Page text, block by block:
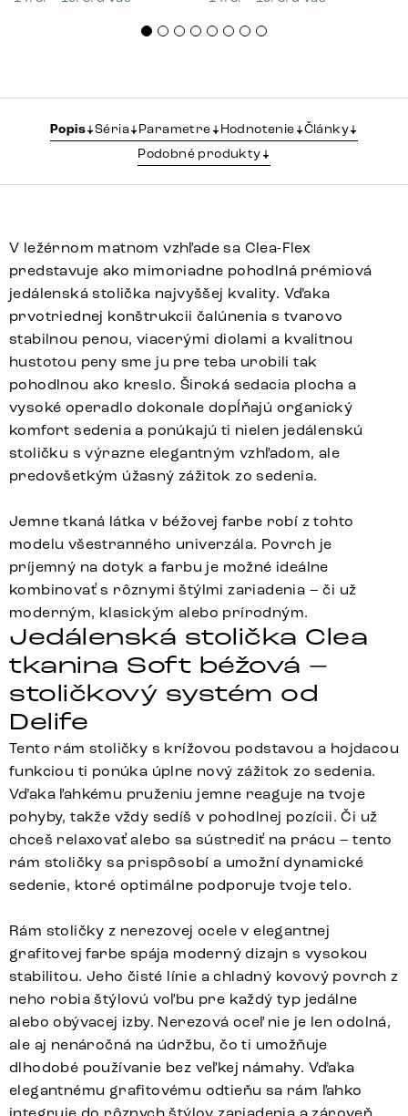
Popis Séria Parametre Hodnotenie
Články
Podobné produkty
V ležérnom matnom vzhľade sa Clea-Flex
predstavuje ako mimoriadne pohodlná prémiová
jedálenská stolička najvyššej kvality. Vďaka
prvotriednej konštrukcii čalúnenia s tvarovo
stabilnou penou, viacerými diolami a kvalitnou
hustotou peny sme ju pre teba urobili tak
pohodlnou ako kreslo. Široká sedacia plocha a
vysoké operadlo dokonale dopĺňajú organický
komfort sedenia a ponúkajú ti nielen jedálenskú
stoličku s výrazne elegantným vzhľadom, ale
predovšetkým úžasný zážitok zo sedenia.
Jemne tkaná látka v béžovej farbe robí z tohto
modelu všestranného univerzála. Povrch je
príjemný na dotyk a farbu je možné ideálne
kombinovať s rôznymi štýlmi zariadenia – či už
moderným, klasickým alebo prírodným.
Jedálenská stolička Clea
tkanina Soft béžová –
stoličkový systém od
Delife
Tento rám stoličky s krížovou podstavou a hojdacou
funkciou ti ponúka úplne nový zážitok zo sedenia.
Vďaka ľahkému pruženiu jemne reaguje na tvoje
pohyby, takže vždy sedíš v pohodlnej pozícii. Či už
chceš relaxovať alebo sa sústrediť na prácu – tento
rám stoličky sa prispôsobí a umožní dynamické
sedenie, ktoré optimálne podporuje tvoje telo.
Rám stoličky z nerezovej ocele v elegantnej
grafitovej farbe spája moderný dizajn s vysokou
stabilitou. Jeho čisté línie a chladný kovový povrch z
neho robia štýlovú voľbu pre každý typ jedálne
alebo obývacej izby. Nerezová oceľ nie je len odolná,
ale aj nenáročná na údržbu, čo ti umožňuje
dlhodobé používanie bez veľkej námahy. Vďaka
elegantnému grafitovému odtieňu sa rám ľahko